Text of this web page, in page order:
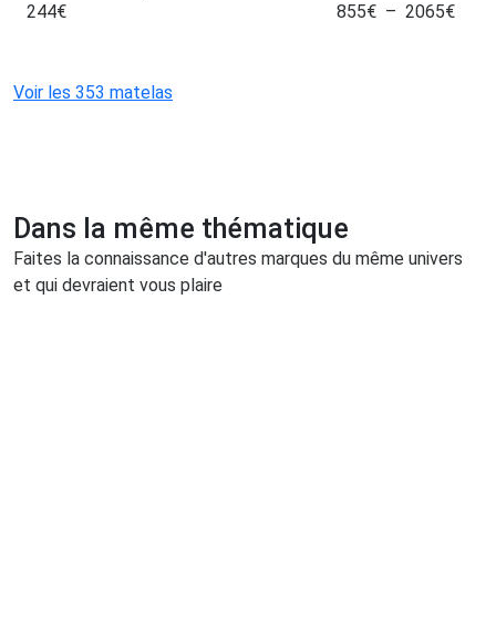
244€
855€ – 2065€
Voir les 353 matelas
Dans la même thématique
Faites la connaissance d'autres marques du même univers
et qui devraient vous plaire